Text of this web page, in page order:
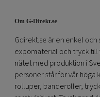
Om G-Direkt.se
Gdirekt.se är en enkel
expomaterial och tryck
nätet med produktion i
personer står för vår höga
rolluper, banderoller,